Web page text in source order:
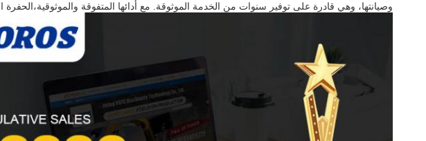
وصيانتها، وهي قادرة على توفير سنوات من الخدمة الموثوقة. مع أدائها المتفوقة